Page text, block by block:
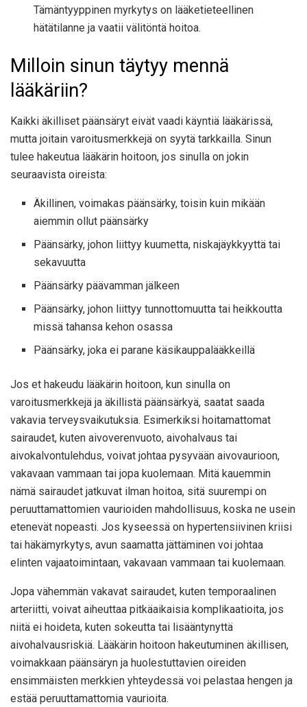
Tämäntyyppinen myrkytys on lääketieteellinen
hätätilanne ja vaatii välitöntä hoitoa.
Milloin sinun täytyy mennä
lääkäriin?
Kaikki äkilliset päänsäryt eivät vaadi käyntiä lääkärissä,
mutta joitain varoitusmerkkejä on syytä tarkkailla. Sinun
tulee hakeutua lääkärin hoitoon, jos sinulla on jokin
seuraavista oireista:
Äkillinen, voimakas päänsärky, toisin kuin mikään
aiemmin ollut päänsärky
Päänsärky, johon liittyy kuumetta, niskajäykkyyttä tai
sekavuutta
Päänsärky päävamman jälkeen
Päänsärky, johon liittyy tunnottomuutta tai heikkoutta
missä tahansa kehon osassa
Päänsärky, joka ei parane käsikauppalääkkeillä
Jos et hakeudu lääkärin hoitoon, kun sinulla on
varoitusmerkkejä ja äkillistä päänsärkyä, saatat saada
vakavia terveysvaikutuksia. Esimerkiksi hoitamattomat
sairaudet, kuten aivoverenvuoto, aivohalvaus tai
aivokalvontulehdus, voivat johtaa pysyvään aivovaurioon,
vakavaan vammaan tai jopa kuolemaan. Mitä kauemmin
nämä sairaudet jatkuvat ilman hoitoa, sitä suurempi on
peruuttamattomien vaurioiden mahdollisuus, koska ne usein
etenevät nopeasti. Jos kyseessä on hypertensiivinen kriisi
tai häkämyrkytys, avun saamatta jättäminen voi johtaa
elinten vajaatoimintaan, vakavaan vammaan tai kuolemaan.
Jopa vähemmän vakavat sairaudet, kuten temporaalinen
arteriitti, voivat aiheuttaa pitkäaikaisia ​​komplikaatioita, jos
niitä ei hoideta, kuten sokeutta tai lisääntynyttä
aivohalvausriskiä. Lääkärin hoitoon hakeutuminen äkillisen,
voimakkaan päänsäryn ja huolestuttavien oireiden
ensimmäisten merkkien yhteydessä voi pelastaa hengen ja
estää peruuttamattomia vaurioita.